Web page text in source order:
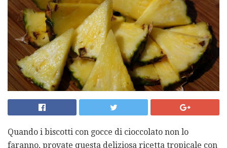
Quando i biscotti con gocce di cioccolato non lo
faranno, provate questa deliziosa ricetta tropicale con